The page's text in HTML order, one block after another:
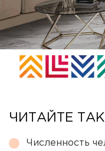
ЧИТАЙТЕ
Численность